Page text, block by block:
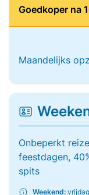
Goedkoper na
Maandelijks
Onbeperkt
feestdagen,
spits
Weekend: